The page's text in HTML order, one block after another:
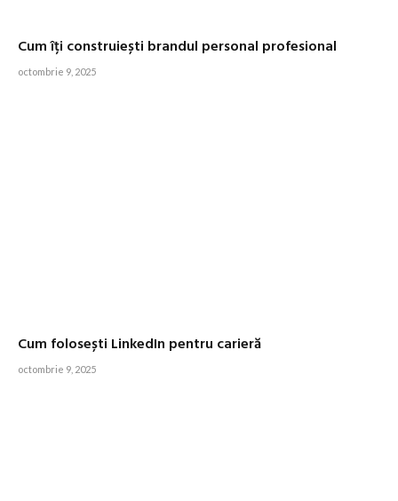
Cum îți construiești brandul personal profesional
octombrie 9, 2025
Cum folosești LinkedIn pentru carieră
octombrie 9, 2025